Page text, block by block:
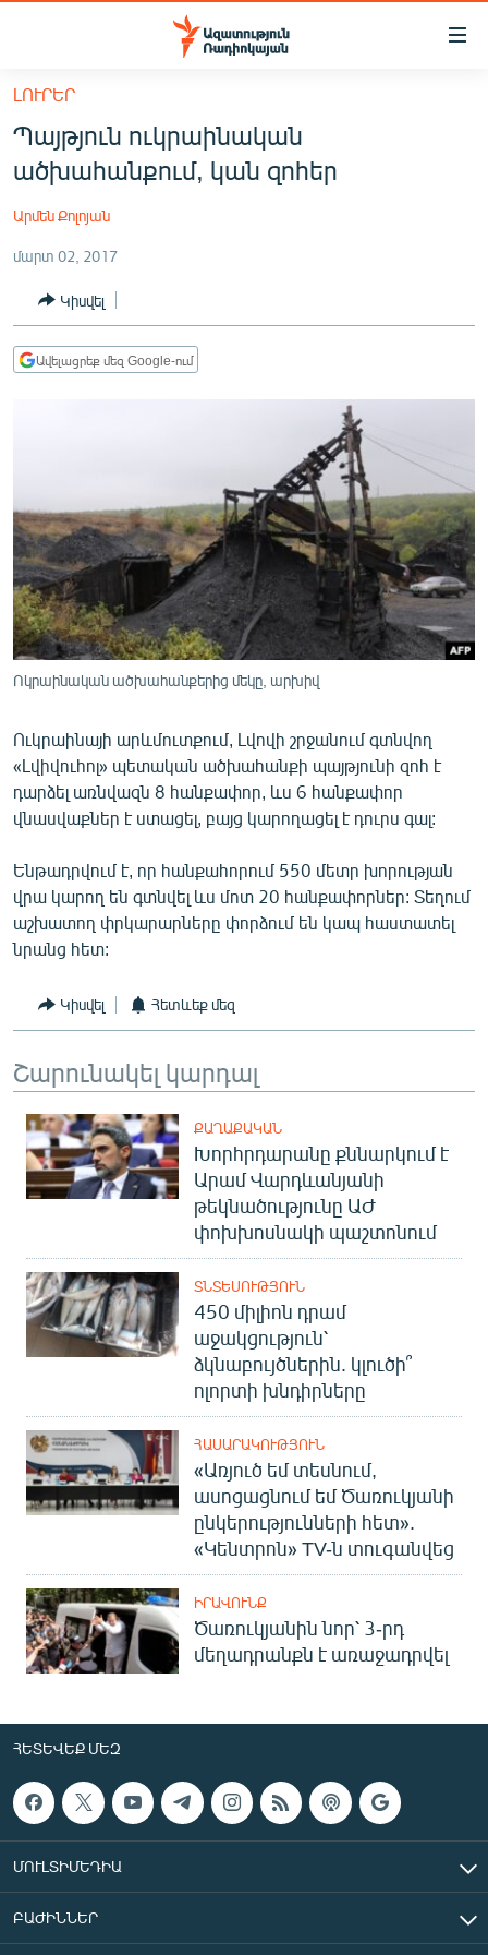
Մատչելիության
հիմնական
բովանդակությանը
Անցնել
հիմնական
մենյուին
ՀԱՅԱՍՏԱՆ
ՔԱՂԱՔԱԿԱՆ
ԸՆՏՐՈՒԹՅՈՒՆՆԵՐ 2026
ԻՐԱՎՈՒՆՔ
ՀԱՍԱՐԱԿՈՒԹՅՈՒՆ
ՏՆՏԵՍՈՒԹՅՈՒՆ
ՄԻՋԱԶԳԱՅԻՆ
ՄՇԱԿՈՒՅԹ
ՍՊՈՐՏ
ՄԵԿՆԱԲԱՆՈՒԹՅՈՒՆ
ՏՏ ԵՒ ԻՆՏԵՐՆԵՏ
ԱՐԽԻՎ
ՏԵՍԱՆՅՈՒԹԵՐ
ԲԱՆԱՎԵՃ
ՁԳՏԵԼՈՎ ԼԱՎԱԳՈՒՅՆԻՆ
ՓՈԴՔԱՍԹ
Հայերեն
English
Русский
ՀԵՏԵՎԵՔ ՄԵԶ
«Ազատության» բոլոր կայքերը
ԼՈՒՐԵՐ
Պայթյուն ուկրաինական
ածխահանքում, կան զոհեր
Արմեն Քոլոյան
մարտ 02, 2017
Կիսվել
Ավելացրեք մեզ Google-ում
Ոկրաինական ածխահանքերից մեկը, արխիվ
Ուկրաինայի արևմուտքում, Լվովի շրջանում գտնվող
«Լվիվուհոլ» պետական ածխահանքի պայթյունի զոհ է
դարձել առնվազն 8 հանքափոր, ևս 6 հանքափոր
վնասվաքներ է ստացել, բայց կարողացել է դուրս գալ:
Ենթադրվում է, որ հանքահորում 550 մետր խորության
վրա կարող են գտնվել ևս մոտ 20 հանքափորներ: Տեղում
աշխատող փրկարարները փորձում են կապ հաստատել
նրանց հետ:
Կիսվել Հետևեք մեզ
Շարունակել կարդալ
ՔԱՂԱՔԱԿԱՆ
Խորհրդարանը քննարկում է
Արամ Վարդևանյանի
թեկնածությունը ԱԺ
փոխխոսնակի պաշտոնում
ՏՆՏԵՍՈՒԹՅՈՒՆ
450 միլիոն դրամ
աջակցություն՝
ձկնաբույծներին. կլուծի՞
ոլորտի խնդիրները
ՀԱՍԱՐԱԿՈՒԹՅՈՒՆ
«Առյուծ եմ տեսնում,
ասոցացնում եմ Ծառուկյանի
ընկերությունների հետ».
«Կենտրոն» TV-ն տուգանվեց
ԻՐԱՎՈՒՆՔ
Ծառուկյանին նոր՝ 3-րդ
մեղադրանքն է առաջադրվել
ՀԵՏԵՎԵՔ ՄԵԶ
ՄՈՒԼՏԻՄԵԴԻԱ
ԲԱԺԻՆՆԵՐ